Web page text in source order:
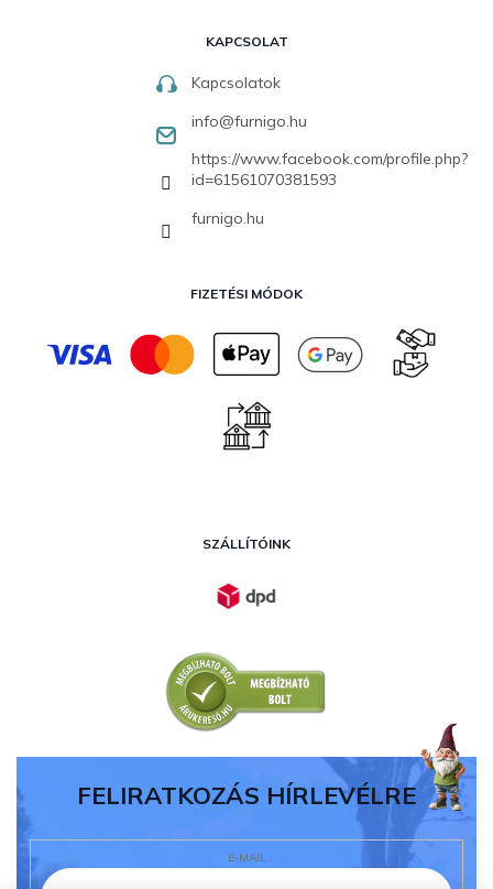
KAPCSOLAT
Kapcsolatok
info@furnigo.hu
https://www.facebook.com/profile.php?
id=61561070381593
furnigo.hu
FIZETÉSI MÓDOK
SZÁLLÍTÓINK
FELIRATKOZÁS HÍRLEVÉLRE
E-MAIL